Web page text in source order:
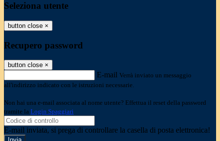
Seleziona utente
button close ×
Recupero password
button close ×
E-mail Verrà inviato un messaggio
all'indirizzo indicato con le istruzioni necessarie.
Non hai una e-mail associata al nome utente? Effettua il reset della password
tramite la Login Spaggiari
E-mail inviata, si prega di controllare la casella di posta elettronica!